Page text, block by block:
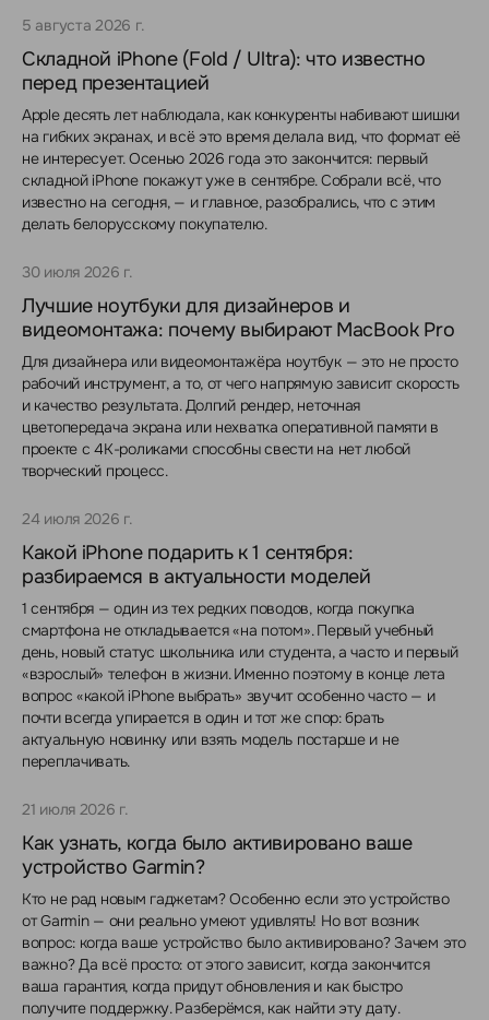
5 августа 2026 г.
Складной iPhone (Fold / Ultra): что известно
перед презентацией
Apple десять лет наблюдала, как конкуренты набивают шишки
на гибких экранах, и всё это время делала вид, что формат её
не интересует. Осенью 2026 года это закончится: первый
складной iPhone покажут уже в сентябре. Собрали всё, что
известно на сегодня, — и главное, разобрались, что с этим
делать белорусскому покупателю.
30 июля 2026 г.
Лучшие ноутбуки для дизайнеров и
видеомонтажа: почему выбирают MacBook Pro
Для дизайнера или видеомонтажёра ноутбук — это не просто
рабочий инструмент, а то, от чего напрямую зависит скорость
и качество результата. Долгий рендер, неточная
цветопередача экрана или нехватка оперативной памяти в
проекте с 4K-роликами способны свести на нет любой
творческий процесс.
24 июля 2026 г.
Какой iPhone подарить к 1 сентября:
разбираемся в актуальности моделей
1 сентября — один из тех редких поводов, когда покупка
смартфона не откладывается «на потом». Первый учебный
день, новый статус школьника или студента, а часто и первый
«взрослый» телефон в жизни. Именно поэтому в конце лета
вопрос «какой iPhone выбрать» звучит особенно часто — и
почти всегда упирается в один и тот же спор: брать
актуальную новинку или взять модель постарше и не
переплачивать.
21 июля 2026 г.
Как узнать, когда было активировано ваше
устройство Garmin?
Кто не рад новым гаджетам? Особенно если это устройство
от Garmin — они реально умеют удивлять! Но вот возник
вопрос: когда ваше устройство было активировано? Зачем это
важно? Да всё просто: от этого зависит, когда закончится
ваша гарантия, когда придут обновления и как быстро
получите поддержку. Разберёмся, как найти эту дату.